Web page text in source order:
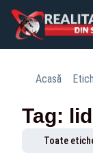
Acasă
Tag:
Toate